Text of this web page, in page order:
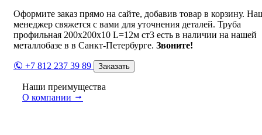
Оформите заказ прямо на сайте, добавив товар в корзину.
менеджер свяжется с вами для уточнения деталей. Труба
профильная 200х200х10 L=12м ст3 есть в наличии на нашей
металлобазе в в Санкт-Петербурге. Звоните!
+7 812 237 39 89 Заказать
Наши преимущества
О компании